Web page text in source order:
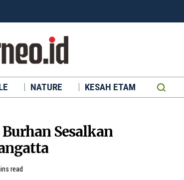
NATURE KESAH ETAM
Sesalkan
read